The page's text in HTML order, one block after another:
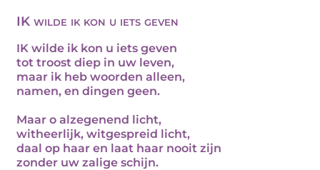
IK wilde ik kon u iets geven
IK wilde ik kon u iets geven
tot troost diep in uw leven,
maar ik heb woorden alleen,
namen, en dingen geen.
Maar o alzegenend licht,
witheerlijk, witgespreid licht,
daal op haar en laat haar nooit zijn
zonder uw zalige schijn.